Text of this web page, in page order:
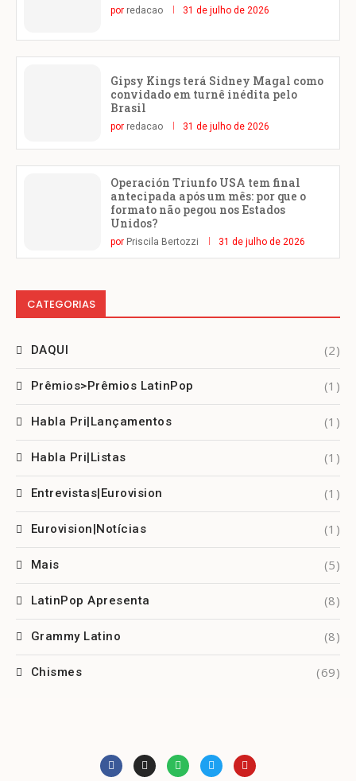
por redacao 31 de julho de 2026
Gipsy Kings terá Sidney Magal como
convidado em turnê inédita pelo
Brasil
por redacao 31 de julho de 2026
Operación Triunfo USA tem final
antecipada após um mês: por que o
formato não pegou nos Estados
Unidos?
por Priscila Bertozzi 31 de julho de 2026
CATEGORIAS
DAQUI (2)
Prêmios>Prêmios LatinPop (1)
Habla Pri|Lançamentos (1)
Habla Pri|Listas (1)
Entrevistas|Eurovision (1)
Eurovision|Notícias (1)
Mais (5)
LatinPop Apresenta (8)
Grammy Latino (8)
Chismes (69)